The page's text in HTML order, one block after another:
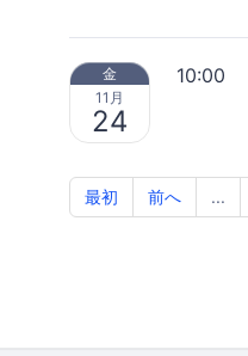
金
11月
24
10:00
最初 前へ ...